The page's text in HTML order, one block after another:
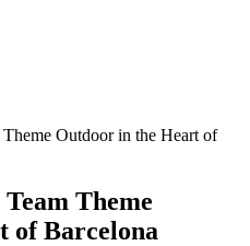
Outdoor in the Heart of
Theme
of Barcelona